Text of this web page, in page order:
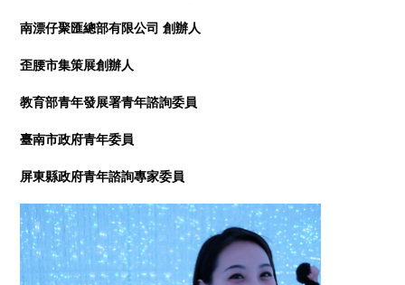
南漂仔聚匯總部有限公司 創辦人
歪腰市集策展創辦人
教育部青年發展署青年諮詢委員
臺南市政府青年委員
屏東縣政府青年諮詢專家委員